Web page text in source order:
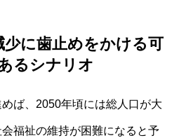
少に歯止めをかける可
るシナリオ
ば、2050年頃には総人口が大
福祉の維持が困難になると予